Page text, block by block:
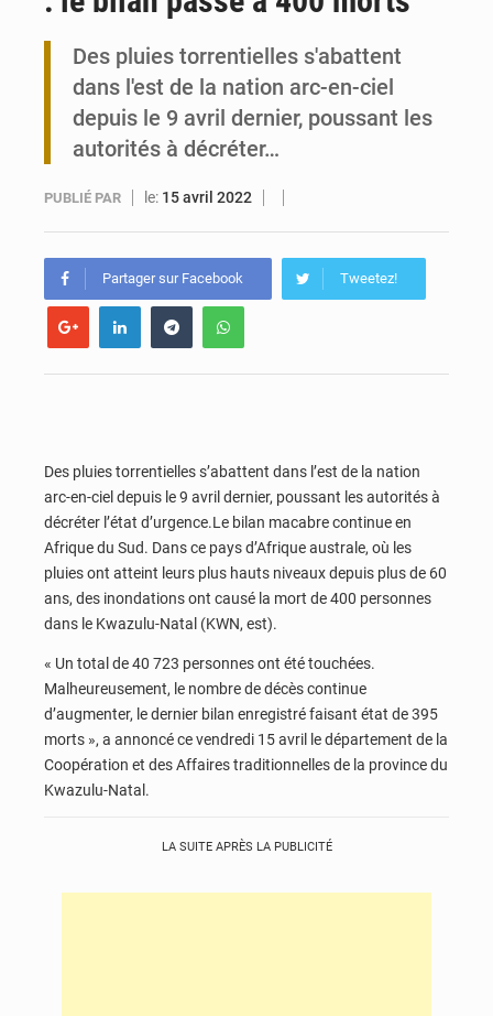
Maurice : Démission de la ministre Véronique Leu-Govind
Des pluies torrentielles s'abattent
dans l'est de la nation arc-en-ciel
depuis le 9 avril dernier, poussant les
autorités à décréter…
PUBLIÉ PAR le: 15 avril 2022
Partager sur Facebook Tweetez!
Des pluies torrentielles s’abattent dans l’est de la nation
arc-en-ciel depuis le 9 avril dernier, poussant les autorités à
décréter l’état d’urgence.Le bilan macabre continue en
Afrique du Sud. Dans ce pays d’Afrique australe, où les
pluies ont atteint leurs plus hauts niveaux depuis plus de 60
ans, des inondations ont causé la mort de 400 personnes
dans le Kwazulu-Natal (KWN, est).
« Un total de 40 723 personnes ont été touchées.
Malheureusement, le nombre de décès continue
d’augmenter, le dernier bilan enregistré faisant état de 395
morts », a annoncé ce vendredi 15 avril le département de la
Coopération et des Affaires traditionnelles de la province du
Kwazulu-Natal.
LA SUITE APRÈS LA PUBLICITÉ